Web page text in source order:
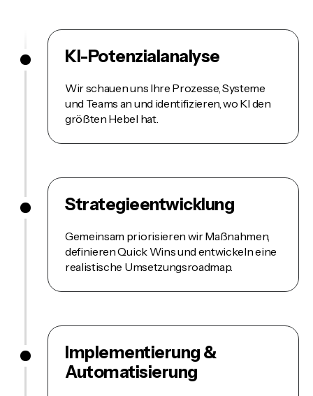
KI-Potenzialanalyse
Wir schauen uns Ihre Prozesse, Systeme
und Teams an und identifizieren, wo KI den
größten Hebel hat.
Strategieentwicklung
Gemeinsam priorisieren wir Maßnahmen,
definieren Quick Wins und entwickeln eine
realistische Umsetzungsroadmap.
Implementierung &
Automatisierung